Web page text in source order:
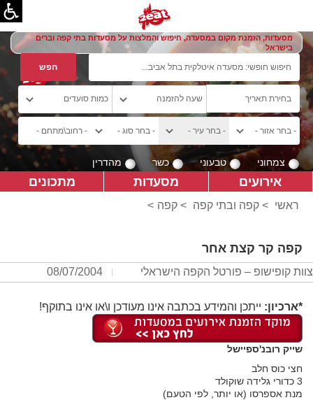
מסעדות, הזמנת מקום במסעדה, חיפוש והמלצות על מסעדות בתי קפה וברים
בישראל
צמחוני טבעוני כשר מהדרין
אירועים מסעדות מתכונים
ראשי > קפה ובתי קפה > קפה >
קפה קר קצת אחר
צוות קופישופ – פורטל הקפה הישראלי 08/07/2004
*ארכיון: ייתכן והמידע בכתבה אינו מעודכן ו\או אינו בתוקף!
שייק רובנ'ספיישל
חצי כוס חלב
3 כדורי גלידה שוקולד
מנת אספרסו (או יותר, לפי הטעם)